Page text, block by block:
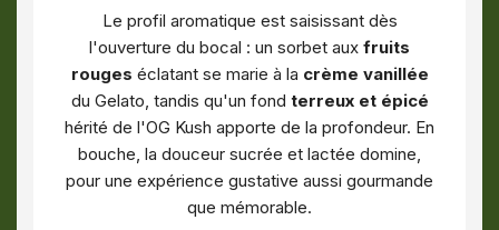
Le profil aromatique est saisissant dès
l'ouverture du bocal : un sorbet aux fruits
rouges éclatant se marie à la crème vanillée
du Gelato, tandis qu'un fond terreux et épicé
hérité de l'OG Kush apporte de la profondeur. En
bouche, la douceur sucrée et lactée domine,
pour une expérience gustative aussi gourmande
que mémorable.